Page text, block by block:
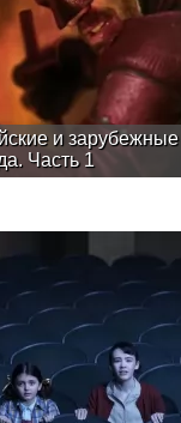
и
Часть 1